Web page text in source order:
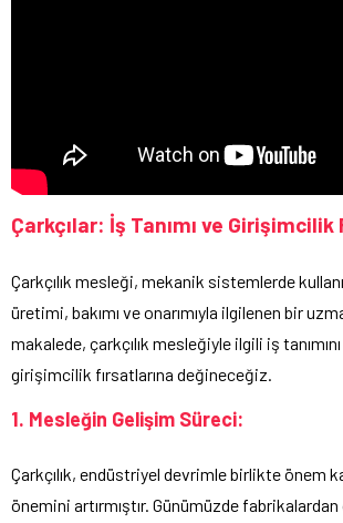
Çarkçılar: İş Tanımı ve Girişimcilik
Çarkçılık mesleği, mekanik sistemlerde
üretimi, bakımı ve onarımıyla ilgilenen bir
makalede, çarkçılık mesleğiyle ilgili iş
girişimcilik fırsatlarına değineceğiz.
1. Mesleğin Gelişim Süreci:
Çarkçılık, endüstriyel devrimle birlikte önem
önemini artırmıştır. Günümüzde